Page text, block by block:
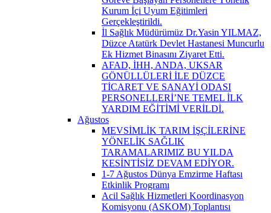
Kurum İçi Uyum Eğitimleri
Gerçekleştirildi.
İl Sağlık Müdürümüz Dr.Yasin YILMAZ,
Düzce Atatürk Devlet Hastanesi Muncurlu
Ek Hizmet Binasını Ziyaret Etti.
AFAD, İHH, ANDA, UKSAR
GÖNÜLLÜLERİ İLE DÜZCE
TİCARET VE SANAYİ ODASI
PERSONELLERİ’NE TEMEL İLK
YARDIM EĞİTİMİ VERİLDİ.
Ağustos
MEVSİMLİK TARIM İŞÇİLERİNE
YÖNELİK SAĞLIK
TARAMALARIMIZ BU YILDA
KESİNTİSİZ DEVAM EDİYOR.
1-7 Ağustos Dünya Emzirme Haftası
Etkinlik Programı
Acil Sağlık Hizmetleri Koordinasyon
Komisyonu (ASKOM) Toplantısı